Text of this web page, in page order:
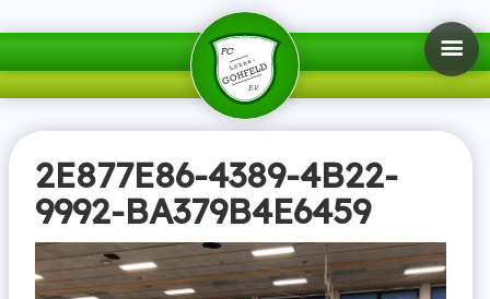
2E877E86-4389-4B22-
9992-BA379B4E6459